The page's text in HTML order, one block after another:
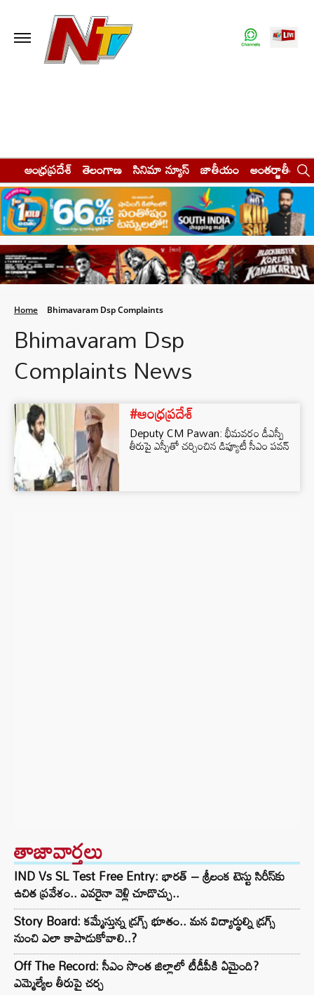
ఆంధ్రప్రదేశ్ తెలంగాణ సినిమా న్యూస్ జాతీయం అంతర్జాతీయం
Home Bhimavaram Dsp Complaints
Bhimavaram Dsp
Complaints News
#ఆంధ్రప్రదేశ్
Deputy CM Pawan: భీమవరం డీఎస్పీ
తీరుపై ఎస్పీతో చర్చించిన డిప్యూటీ సీఎం పవన్
తాజావార్తలు
IND Vs SL Test Free Entry: భారత్ – శ్రీలంక టెస్టు సిరీస్‌కు
ఉచిత ప్రవేశం.. ఎవరైనా వెళ్లి చూడొచ్చు..
Story Board: కమ్మేస్తున్న డ్రగ్స్ భూతం.. మన విద్యార్థుల్ని డ్రగ్స్
నుంచి ఎలా కాపాడుకోవాలి..?
Off The Record: సీఎం సొంత జిల్లాలో టీడీపీకి ఏమైంది?
ఎమ్మెల్యేల తీరుపై చర్చ